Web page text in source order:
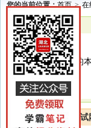
您的当前位置：首页 > 在
已解决
武汉公务员
请问一下专升本的
湖北公务员考试